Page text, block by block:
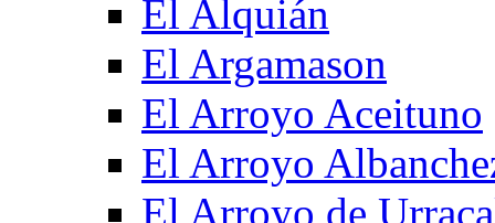
El Alquián
El Argamason
El Arroyo Aceituno
El Arroyo
El Arroyo de